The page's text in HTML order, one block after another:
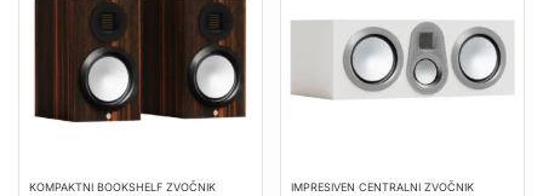
KOMPAKTNI BOOKSHELF ZVOČNIK IMPRESIVEN CENTRALNI ZVOČNIK